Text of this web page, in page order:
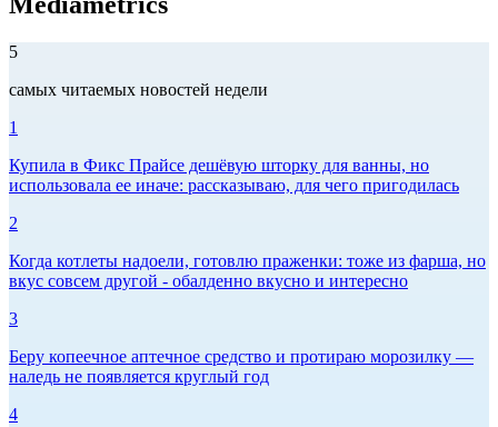
5
самых читаемых новостей недели
1
Купила в Фикс Прайсе дешёвую шторку для ванны, но
использовала ее иначе: рассказываю, для чего пригодилась
2
Когда котлеты надоели, готовлю праженки: тоже из фарша, но
вкус совсем другой - обалденно вкусно и интересно
3
Беру копеечное аптечное средство и протираю морозилку —
наледь не появляется круглый год
4